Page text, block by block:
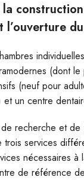
l’ouverture
(dont
(neuf pour
un centre
recherche et
trois services
nécessaires à
de référence de